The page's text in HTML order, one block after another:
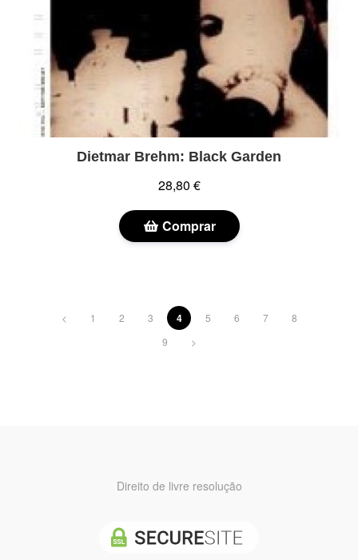
Dietmar Brehm: Black Garden
28,80 €
Comprar
< 1 2 3 4 5 6 7
8
9
>
Direito de livre resolução